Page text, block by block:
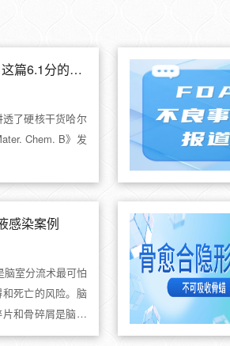
【硬核干货】关于可吸收骨蜡，这篇6.1分的SCI综述讲透了
了硬核干货哈尔
Chem. B》发
感染案例
室分流术最可怕
死亡的风险。脑
和骨碎屑是脑室